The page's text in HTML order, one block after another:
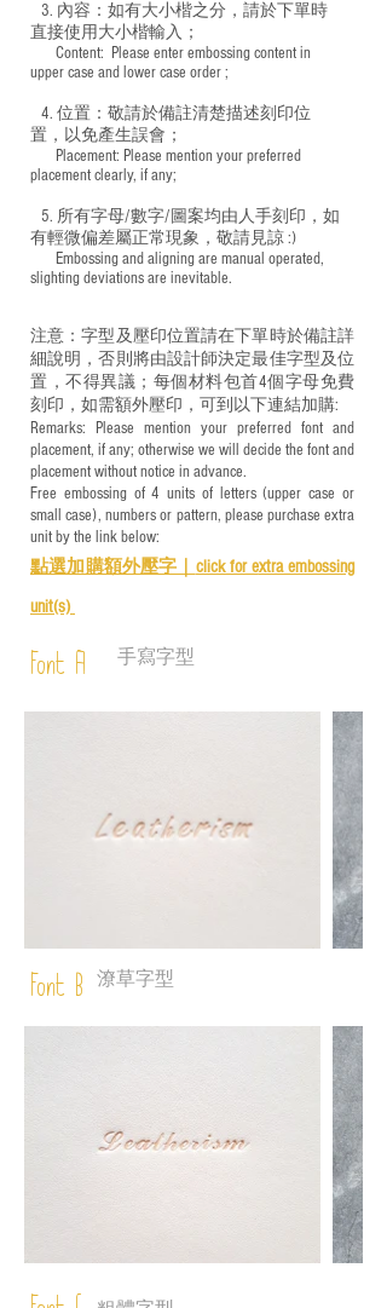
3. 內容：如有大小楷之分，請於下單時
直接使用大小楷輸入；
​ Content: Please enter embossing content in
upper case and lower case order ;
4. 位置：敬請於備註清楚描述刻印位
置，以免產生誤會；
​ Placement: Please mention your preferred
placement clearly, if any;
5. 所有字母/數字/圖案均由人手刻印，如
有輕微偏差屬正常現象，敬請見諒 :)
​ Embossing and aligning are manual operated,
slighting deviations are inevitable.
注意：字型及壓印位置請在下單時於備註詳
細說明，否則將由設計師決定最佳字型及位
置，不得異議；每個材料包首4個字母免費
刻印，如需額外壓印，可到以下連結加購:
Remarks: Please mention your preferred font and
placement, if any; otherwise we will decide the font and
placement without notice in advance.
Free embossing of 4 units of letters (upper case or
small case), numbers or pattern, please purchase extra
unit by the link below:
點選加購額外壓字｜ click for extra embossing
unit(s)
Font A 手寫字型
Font B 潦草字型